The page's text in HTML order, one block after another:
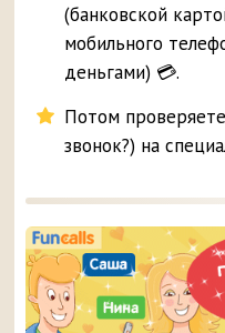
(банковской
мобильного
деньгами) 💳.
Потом
звонок?) на